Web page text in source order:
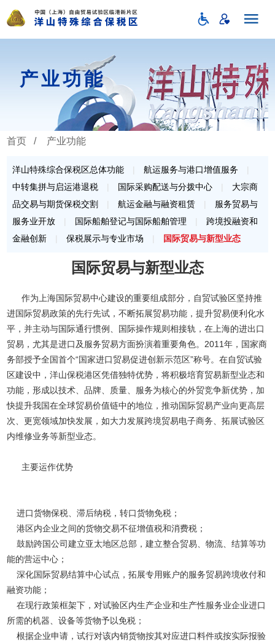
产业功能
首页 / 产业功能
洋山特殊综合保税区总体功能 | 航运服务与港口增值服务
|
中转集拼与启运港退税
| 国际采购配送与分拨中心 |
大宗商
品交易与期货保税交割
| 航运金融与融资租赁 |
服务贸易与
服务业开放
| 国际船舶登记与国际船舶管理 |
跨境投融资和
金融创新
| 保税展示与专业市场 | 国际贸易与新型业态
国际贸易与新型业态
作为上海国际贸易中心建设的重要组成部分，自贸试验区坚持推
进国际贸易政策的先行先试，不断拓展贸易功能，提升贸易便利化水
平，并主动与国际通行惯例、国际操作规则相接轨，在上海的进出口
贸易，尤其是进口及服务贸易方面扮演着重要角色。2011年，国家商
务部授予全国首个“国家进口贸易促进创新示范区”称号。在自贸试验
区建设中，洋山保税港区凭借独特优势，将积极培育贸易新型业态和
功能，形成以技术、品牌、质量、服务为核心的外贸竞争新优势，加
快提升我国在全球贸易价值链中的地位，推动国际贸易产业向更高层
次、更宽领域加快发展，如大力发展跨境贸易电子商务、拓展试验区
内维修业务等新型业态。
主要运作优势
进口货物保税、滞后纳税，转口货物免税；
港区内企业之间的货物交易不征增值税和消费税；
鼓励跨国公司建立亚太地区总部，建立整合贸易、物流、结算等功
能的营运中心；
深化国际贸易结算中心试点，拓展专用账户的服务贸易跨境收付和
融资功能；
在现行政策框架下，对试验区内生产企业和生产性服务业企业进口
所需的机器、设备等货物予以免税；
根据企业申请，试行对该内销货物按其对应进口料件或按实际报验